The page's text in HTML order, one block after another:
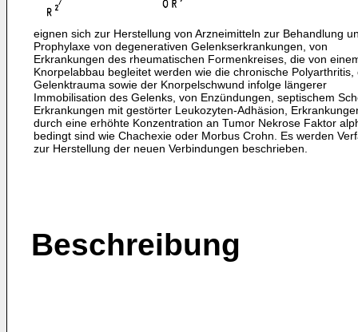
eignen sich zur Herstellung von Arzneimitteln zur Behandlung
Prophylaxe von degenerativen Gelenkserkrankungen, von
Erkrankungen des rheumatischen Formenkreises, die von
Knorpelabbau begleitet werden wie die chronische Polyarthritis,
Gelenktrauma sowie der Knorpelschwund infolge längerer
Immobilisation des Gelenks, von Enzündungen, septischem
Erkrankungen mit gestörter Leukozyten-Adhäsion,
durch eine erhöhte Konzentration an Tumor Nekrose Faktor
bedingt sind wie Chachexie oder Morbus Crohn. Es werden
zur Herstellung der neuen Verbindungen beschrieben.
Beschreibung